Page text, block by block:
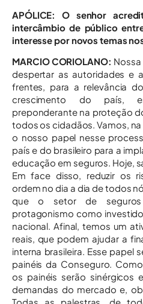
APÓLICE:
O senhor
intercâmbio de público
interesse por novos temas
MARCIO CORIOLANO:
despertar as autoridades e
frentes, para a relevância
crescimento do país,
preponderante na proteção
todos os cidadãos. Vamos,
o nosso papel nesse
país e do brasileiro para a
educação em seguros. Hoje,
Em face disso, reduzir os
ordem no dia a dia de todos
que o setor de
protagonismo como
nacional. Afinal, temos um
reais, que podem ajudar a
interna brasileira. Esse papel
painéis da Conseguro.
os painéis serão sinérgicos
demandas do mercado e,